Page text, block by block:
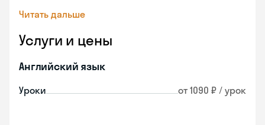
Читать дальше
Услуги и цены
Английский язык
Уроки от 1090 ₽ / урок